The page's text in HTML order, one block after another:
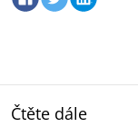
Čtěte dále